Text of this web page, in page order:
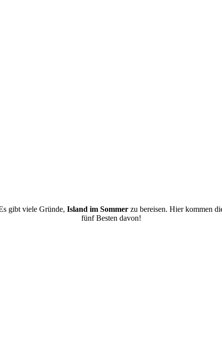
gibt viele Gründe, Island im Sommerzu bereisen. Hier kommen
fünf Besten davon!